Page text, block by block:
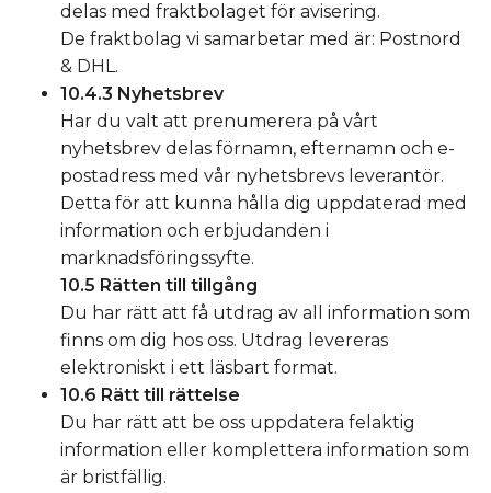
delas med fraktbolaget för avisering.
De fraktbolag vi samarbetar med är: Postnord
& DHL.
10.4.3 Nyhetsbrev
Har du valt att prenumerera på vårt
nyhetsbrev delas förnamn, efternamn och e-
postadress med vår nyhetsbrevs leverantör.
Detta för att kunna hålla dig uppdaterad med
information och erbjudanden i
marknadsföringssyfte.
10.5 Rätten till tillgång
Du har rätt att få utdrag av all information som
finns om dig hos oss. Utdrag levereras
elektroniskt i ett läsbart format.
10.6 Rätt till rättelse
Du har rätt att be oss uppdatera felaktig
information eller komplettera information som
är bristfällig.